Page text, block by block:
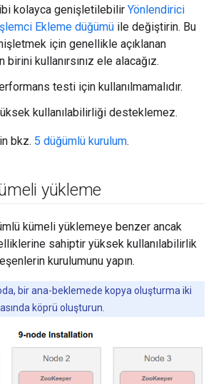
kolayca genişletilebilir Yönlendirici
Ekleme düğümü ile değiştirin. Bu
için genellikle açıklanan
kullanırsınız ele alacağız.
testi için kullanılmamalıdır.
kullanılabilirliği desteklemez.
bkz. 5 düğümlü kurulum.
yükleme
kümeli yüklemeye benzer ancak
sahiptir yüksek kullanılabilirlik
kurulumunu yapın.
bir ana-beklemede kopya oluşturma iki
köprü oluşturun.